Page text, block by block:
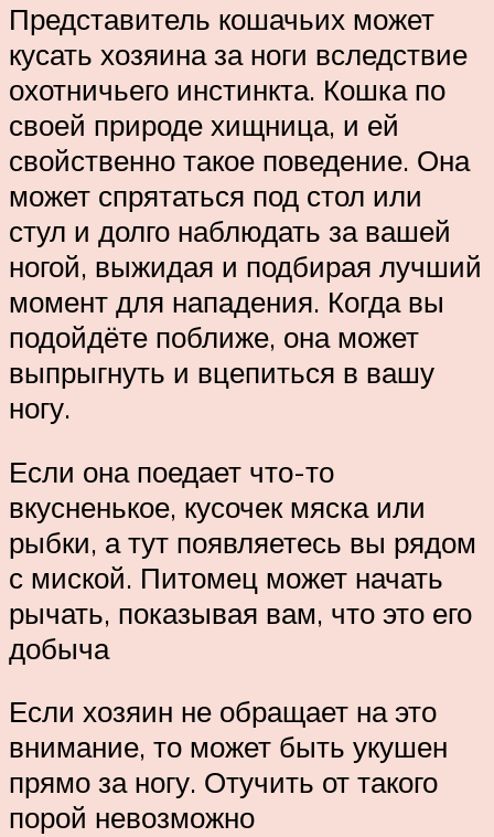
Представитель кошачьих может
кусать хозяина за ноги вследствие
охотничьего инстинкта. Кошка по
своей природе хищница, и ей
свойственно такое поведение. Она
может спрятаться под стол или
стул и долго наблюдать за вашей
ногой, выжидая и подбирая лучший
момент для нападения. Когда вы
подойдёте поближе, она может
выпрыгнуть и вцепиться в вашу
ногу.
Если она поедает что-то
вкусненькое, кусочек мяска или
рыбки, а тут появляетесь вы рядом
с миской. Питомец может начать
рычать, показывая вам, что это его
добыча
Если хозяин не обращает на это
внимание, то может быть укушен
прямо за ногу. Отучить от такого
порой невозможно